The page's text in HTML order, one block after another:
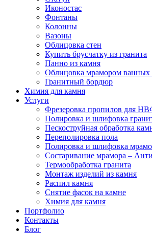
Иконостас
Фонтаны
Колонны
Вазоны
Облицовка стен
Купить брусчатку из гранита
Панно из камня
Облицовка мрамором ванных
Гранитный бордюр
Химия для камня
Услуги
Фрезеровка пропилов для
Полировка и шлифовка
Пескоструйная обработка
Переполировка пола
Полировка и шлифовка
Состаривание мрамора –
Термообработка гранита
Монтаж изделий из камня
Распил камня
Снятие фасок на камне
Химия для камня
Портфолио
Контакты
Блог